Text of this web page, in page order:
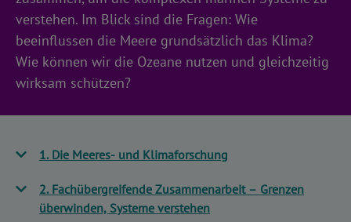
verstehen. Im Blick sind die Fragen: Wie
beeinflussen die Meere grundsätzlich das Klima?
Wie können wir die Ozeane nutzen und gleichzeitig
wirksam schützen?
1. Die Meeres- und Klimaforschung
2. Fachübergreifende Zusammenarbeit – Grenzen
überwinden, Systeme verstehen